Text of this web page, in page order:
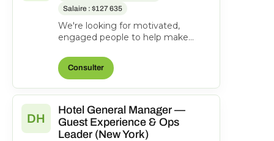
Salaire : $127 635
We're looking for motivated,
engaged people to help make
Manages and directs the operatio...
Consulter
DH
Hotel General Manager —
Guest Experience & Ops
Leader (New York)